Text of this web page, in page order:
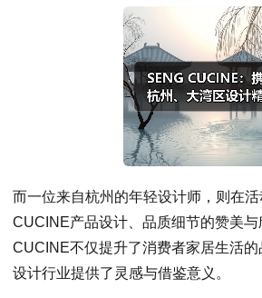
而一位来自杭州的年轻设计师，则在
CUCINE产品设计、品质细节的赞美
CUCINE不仅提升了消费者家居生活
设计行业提供了灵感与借鉴意义。